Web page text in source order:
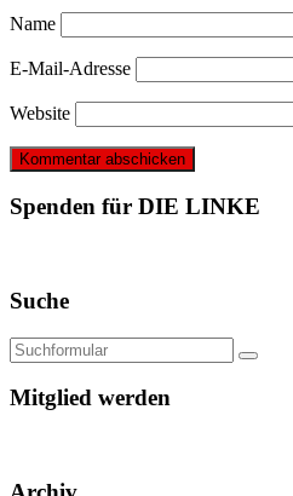
Name
E-Mail-Adresse
Website
Spenden für DIE LINKE
Suche
Mitglied werden